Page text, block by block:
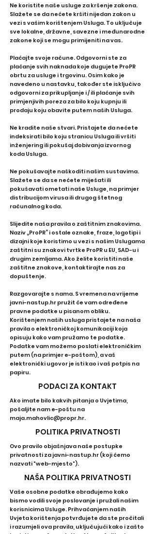
Ne koristite naše usluge za kršenje zakona.
Slažete se da nećete kršiti nijedan zakon u
vezi s vašim korištenjem Usluga. To uključuje
sve lokalne, državne, savezne i međunarodne
zakone koji se mogu primijeniti na vas.
Plaćajte svoje račune. Odgovorni ste za
plaćanje svih naknada koje dugujete ProPR
obrtu za usluge i trgovinu. Osim kako je
navedeno u nastavku, također ste isključivo
odgovorni za prikupljanje i / ili plaćanje svih
primjenjivih poreza za bilo koju kupnju ili
prodaju koju obavite putem naših Usluga.
Ne kradite naše stvari. Pristajete da nećete
indeksirati bilo koju stranicu Usluga ili vršiti
inženjering ili pokušaj dobivanja izvornog
koda Usluga.
Ne pokušavajte naškoditi našim sustavima.
Slažete se da se nećete miješati ili
pokušavati ometati naše Usluge, na primjer
distribucijom virusa ili drugog štetnog
računalnog koda.
Slijedite naša pravila o zaštitnim znakovima.
Naziv „ProPR“ i ostale oznake, fraze, logotipi i
dizajni koje koristimo u vezi s našim Uslugama
zaštitni su znakovi tvrtke ProPR u EU, SAD-u i
drugim zemljama. Ako želite koristiti naše
zaštitne znakove, kontaktirajte nas za
dopuštenje.
Razgovarajte s nama. S vremena na vrijeme
javni-nastup.hr pružit će vam određene
pravne podatke u pisanom obliku.
Korištenjem naših usluga pristajete na naša
pravila o elektroničkoj komunikaciji koja
opisuju kako vam pružamo te podatke.
Podatke vam možemo poslati elektroničkim
putem (na primjer e-poštom), a vaš
elektronički ugovor je isti kao i vaš potpis na
papiru.
PODACI ZA KONTAKT
Ako imate bilo kakvih pitanja o Uvjetima,
pošaljite nam e-poštu na
maja.mahovlic@propr.hr.
POLITIKA PRIVATNOSTI
Ovo pravilo objašnjava naše postupke
privatnosti za javni-nastup.hr (koji ćemo
nazvati "web-mjesto").
NAŠA POLITIKA PRIVATNOSTI
Vaše osobne podatke obrađujemo kako
bismo vodili svoje poslovanje i pružali našim
korisnicima Usluge. Prihvaćanjem naših
Uvjeta korištenja potvrđujete da ste pročitali
i razumjeli ova pravila, uključujući kako i zašto